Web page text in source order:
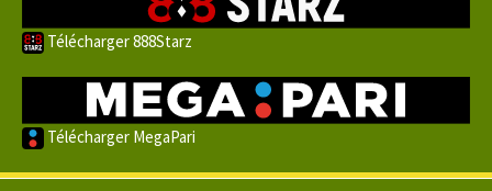
Télécharger 888Starz
Télécharger MegaPari